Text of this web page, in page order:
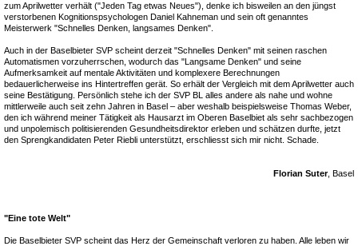
zum Aprilwetter verhält ("Jeden Tag etwas Neues"), denke ich bisweilen an den jüngst
verstorbenen Kognitionspsychologen Daniel Kahneman und sein oft genanntes
Meisterwerk "Schnelles Denken, langsames Denken".
Auch in der Baselbieter SVP scheint derzeit "Schnelles Denken" mit seinen raschen
Automatismen vorzuherrschen, wodurch das "Langsame Denken" und seine
Aufmerksamkeit auf mentale Aktivitäten und komplexere Berechnungen
bedauerlicherweise ins Hintertreffen gerät. So erhält der Vergleich mit dem Aprilwetter auch
seine Bestätigung. Persönlich stehe ich der SVP BL alles andere als nahe und wohne
mittlerweile auch seit zehn Jahren in Basel – aber weshalb beispielsweise Thomas Weber,
den ich während meiner Tätigkeit als Hausarzt im Oberen Baselbiet als sehr sachbezogen
und unpolemisch politisierenden Gesundheitsdirektor erleben und schätzen durfte, jetzt
den Sprengkandidaten Peter Riebli unterstützt, erschliesst sich mir nicht. Schade.
Florian Suter, Basel
"Eine tote Welt"
Die Baselbieter SVP scheint das Herz der Gemeinschaft verloren zu haben. Alle leben wir